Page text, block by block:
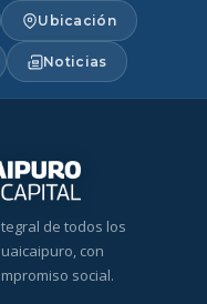
Ubicación
Noticias
de todos los
con
social.